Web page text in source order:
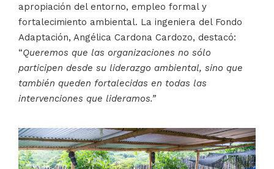
apropiación del entorno, empleo formal y
fortalecimiento ambiental. La ingeniera del Fondo
Adaptación, Angélica Cardona Cardozo, destacó:
“Queremos que las organizaciones no sólo
participen desde su liderazgo ambiental, sino que
también queden fortalecidas en todas las
intervenciones que lideramos.”